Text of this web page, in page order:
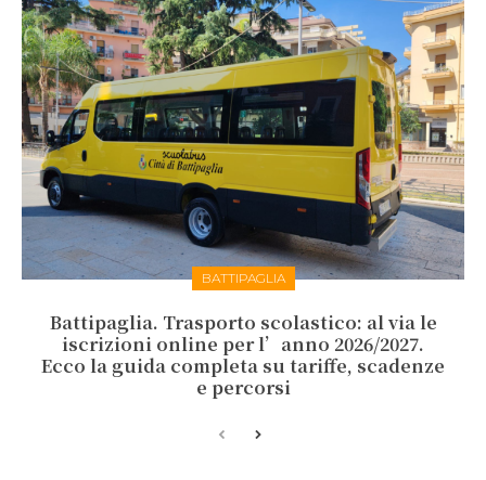
BATTIPAGLIA
Battipaglia. Trasporto scolastico: al via le
iscrizioni online per l’anno 2026/2027.
Ecco la guida completa su tariffe, scadenze
e percorsi